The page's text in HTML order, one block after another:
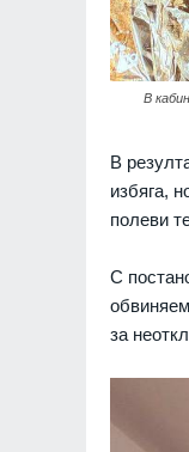
В
В
избяга,
полеви
С
за
в Екатеринбург, на
(ВИДЕО)
07.08.2026г.